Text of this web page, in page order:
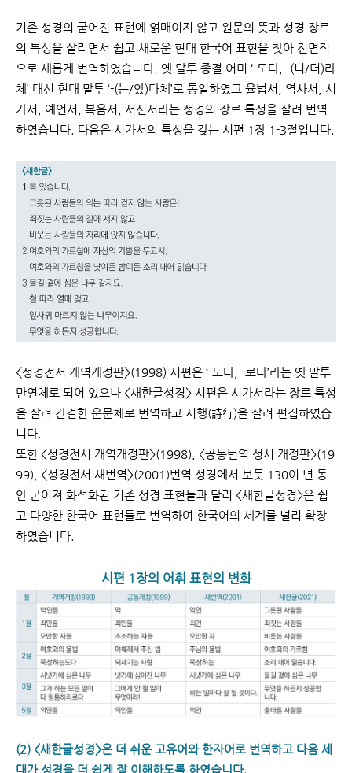
기존 성경의 굳어진 표현에 얽매이지 않고 원문의 뜻과 성경 장르
의 특성을 살리면서 쉽고 새로운 현대 한국어 표현을 찾아 전면적
으로 새롭게 번역하였습니다. 옛 말투 종결 어미 ‘-도다, -(니/더)라
체’ 대신 현대 말투 ‘-(는/았)다체’로 통일하였고 율법서, 역사서, 시
가서, 예언서, 복음서, 서신서라는 성경의 장르 특성을 살려 번역
하였습니다. 다음은 시가서의 특성을 갖는 시편 1장 1-3절입니다.
<성경전서 개역개정판>(1998) 시편은 ‘-도다, -로다’라는 옛 말투
만연체로 되어 있으나 <새한글성경> 시편은 시가서라는 장르 특성
을 살려 간결한 운문체로 번역하고 시행(詩行)을 살려 편집하였습
니다.
또한 <성경전서 개역개정판>(1998), <공동번역 성서 개정판>(19
99), <성경전서 새번역>(2001)번역 성경에서 보듯 130여 년 동
안 굳어져 화석화된 기존 성경 표현들과 달리 <새한글성경>은 쉽
고 다양한 한국어 표현들로 번역하여 한국어의 세계를 널리 확장
하였습니다.
시편 1장의 어휘 표현의 변화
(2) <새한글성경>은 더 쉬운 고유어와 한자어로 번역하고 다음 세
대가 성경을 더 쉽게 잘 이해하도록 하였습니다.